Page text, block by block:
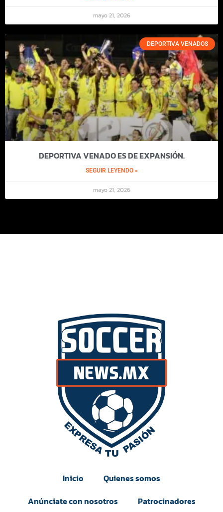
mayo 21, 2026
DEPORTIVA VENADOS
DEPORTIVA VENADO ES DE EXPANSIÓN.
SEGUIR LEYENDO »
mayo 21, 2026
Inicio
Quienes somos
Anúnciate con nosotros
Patrocinadores